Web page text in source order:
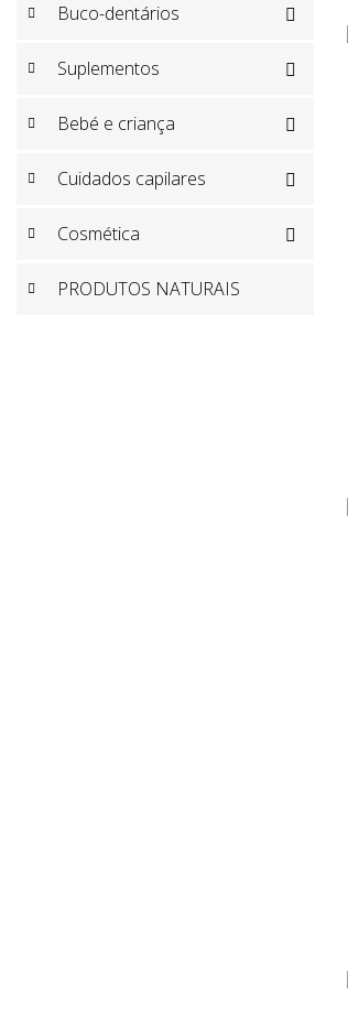
Buco-dentários 
Suplementos 
Bebé e criança 
Cuidados capilares 
Cosmética 
PRODUTOS NATURAIS